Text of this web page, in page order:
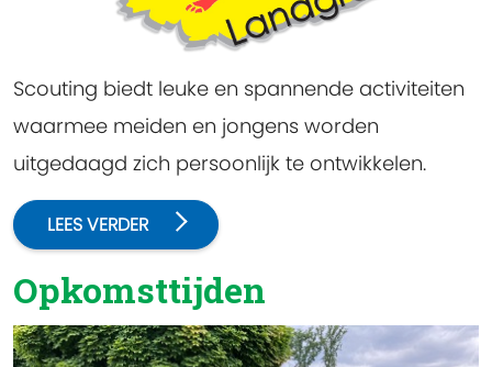
Scouting biedt leuke en spannende activiteiten
waarmee meiden en jongens worden
uitgedaagd zich persoonlijk te ontwikkelen.
LEES VERDER
Opkomsttijden